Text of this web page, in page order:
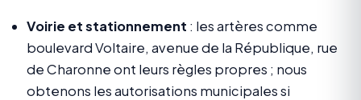
Voirie et stationnement : les artères comme
boulevard Voltaire, avenue de la République, rue
de Charonne ont leurs règles propres ; nous
obtenons les autorisations municipales si